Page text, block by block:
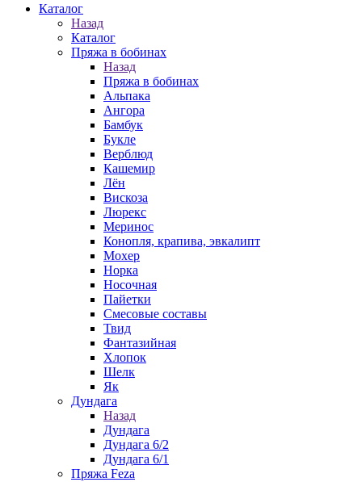
Каталог
Назад
Каталог
Пряжа в бобинах
Назад
Пряжа в бобинах
Альпака
Ангора
Бамбук
Букле
Верблюд
Кашемир
Лён
Вискоза
Люрекс
Меринос
Конопля, крапива, эвкалипт
Мохер
Норка
Носочная
Пайетки
Смесовые составы
Твид
Фантазийная
Хлопок
Шелк
Як
Дундага
Назад
Дундага
Дундага 6/2
Дундага 6/1
Пряжа Feza